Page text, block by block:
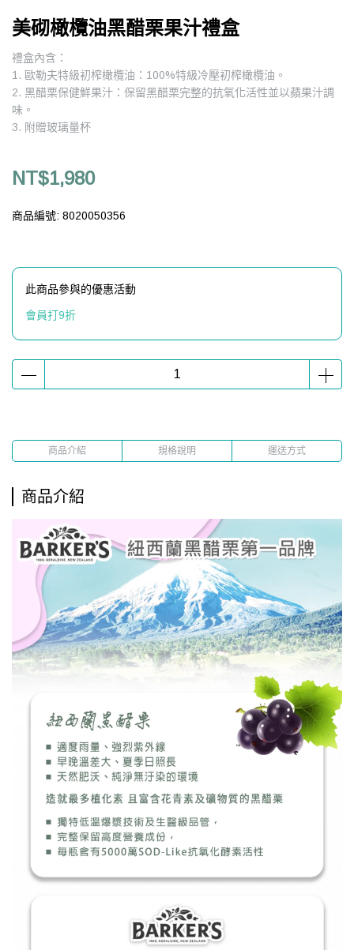
美砌橄欖油黑醋栗果汁禮盒
禮盒內含：
1. 歐勒夫特級初榨橄欖油：100%特級冷壓初榨橄欖油。
2. 黑醋栗保健鮮果汁：保留黑醋栗完整的抗氧化活性並以蘋果汁調
味。
3. 附贈玻璃量杯
NT$1,980
商品編號: 8020050356
此商品參與的優惠活動
會員打9折
商品介紹 規格說明 運送方式
商品介紹